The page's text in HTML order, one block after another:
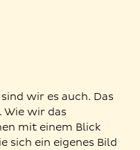
wir es auch. Das
wir das
mit einem Blick
sich ein eigenes Bild